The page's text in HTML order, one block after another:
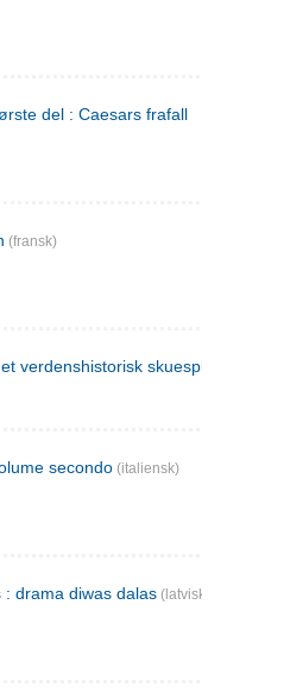
del : Caesars frafall
(fransk)
verdenshistorisk skuespil
secondo (italiensk)
: drama diwas dalas (latvisk)